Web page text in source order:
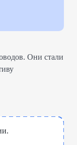
Они стали